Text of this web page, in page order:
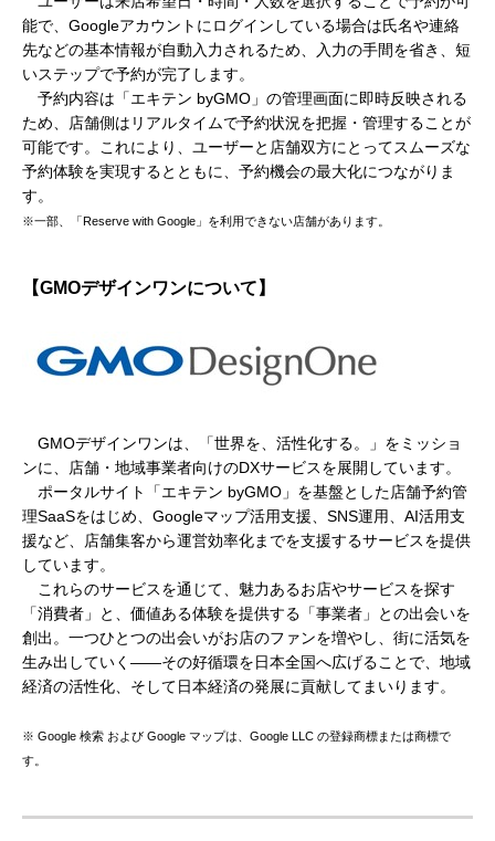
能で、Googleアカウントにログインしている場合は氏名や連絡
先などの基本情報が自動入力されるため、入力の手間を省き、短
いステップで予約が完了します。
予約内容は「エキテン byGMO」の管理画面に即時反映される
ため、店舗側はリアルタイムで予約状況を把握・管理することが
可能です。これにより、ユーザーと店舗双方にとってスムーズな
予約体験を実現するとともに、予約機会の最大化につながりま
す。
※一部、「Reserve with Google」を利用できない店舗があります。
【GMOデザインワンについて】
GMOデザインワンは、「世界を、活性化する。」をミッショ
ンに、店舗・地域事業者向けのDXサービスを展開しています。
ポータルサイト「エキテン byGMO」を基盤とした店舗予約管
理SaaSをはじめ、Googleマップ活用支援、SNS運用、AI活用支
援など、店舗集客から運営効率化までを支援するサービスを提供
しています。
これらのサービスを通じて、魅力あるお店やサービスを探す
「消費者」と、価値ある体験を提供する「事業者」との出会いを
創出。一つひとつの出会いがお店のファンを増やし、街に活気を
生み出していく――その好循環を日本全国へ広げることで、地域
経済の活性化、そして日本経済の発展に貢献してまいります。
※ Google 検索 および Google マップは、Google LLC の登録商標または商標で
す。